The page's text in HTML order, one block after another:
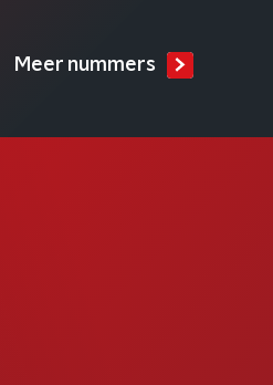
Meer nummers